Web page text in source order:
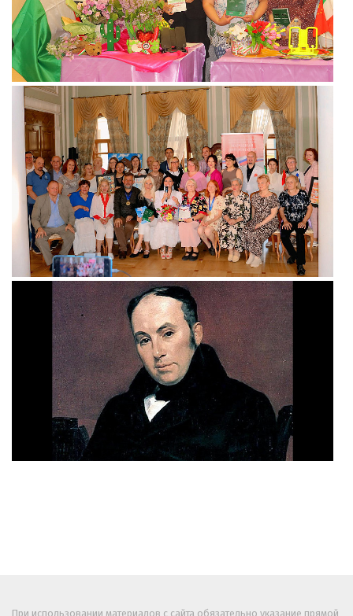
При использовании материалов с сайта обязательно указание прямой